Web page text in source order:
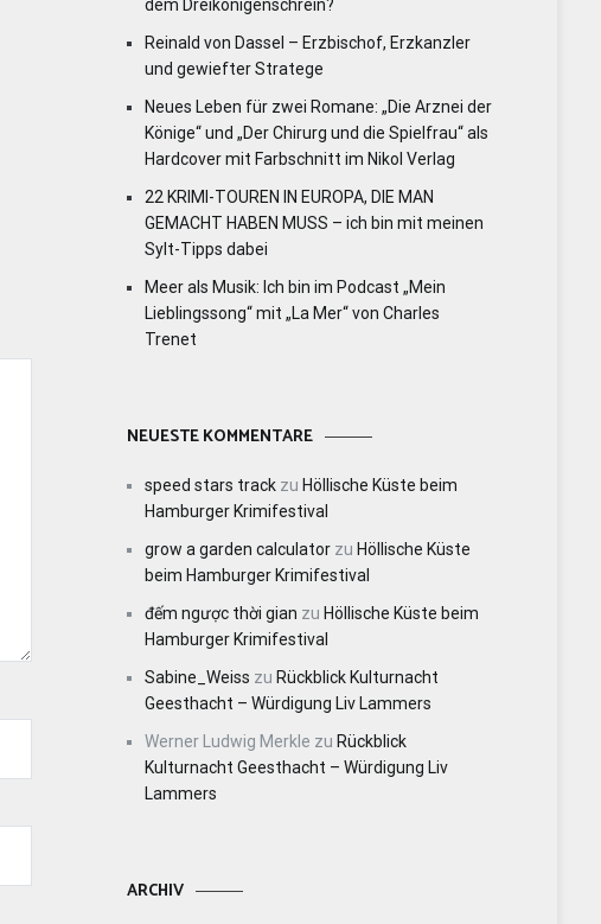
dem Dreikönigenschrein?
Reinald von Dassel – Erzbischof, Erzkanzler
und gewiefter Stratege
Neues Leben für zwei Romane: „Die Arznei der
Könige“ und „Der Chirurg und die Spielfrau“ als
Hardcover mit Farbschnitt im Nikol Verlag
22 KRIMI-TOUREN IN EUROPA, DIE MAN
GEMACHT HABEN MUSS – ich bin mit meinen
Sylt-Tipps dabei
Meer als Musik: Ich bin im Podcast „Mein
Lieblingssong“ mit „La Mer“ von Charles
Trenet
NEUESTE KOMMENTARE
speed stars track zu Höllische Küste beim
Hamburger Krimifestival
grow a garden calculator zu Höllische Küste
beim Hamburger Krimifestival
đếm ngược thời gian zu Höllische Küste beim
Hamburger Krimifestival
Sabine_Weiss zu Rückblick Kulturnacht
Geesthacht – Würdigung Liv Lammers
Werner Ludwig Merkle zu Rückblick
Kulturnacht Geesthacht – Würdigung Liv
Lammers
ARCHIV